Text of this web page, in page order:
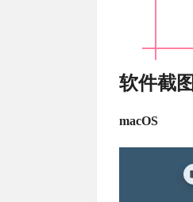
软件截图
macOS